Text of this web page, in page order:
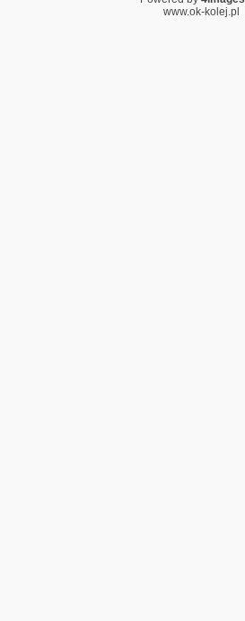
www.ok-kolej.pl